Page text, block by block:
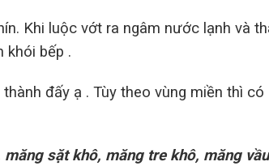
Khi luộc vớt ra ngâm nước lạnh và
khói bếp .
đấy ạ . Tùy theo vùng miền thì có
măng sặt khô, măng tre khô, măng vầu